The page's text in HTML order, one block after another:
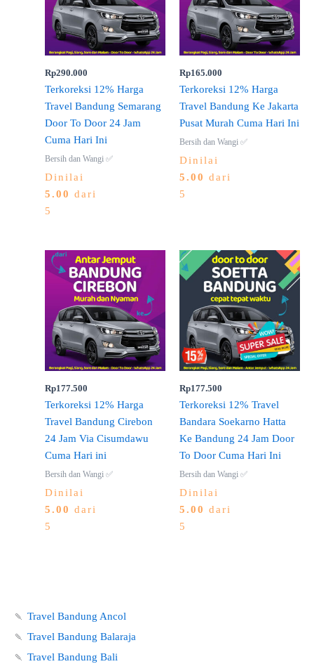
Rp290.000
Terkoreksi 12% Harga
Travel Bandung Semarang
Door To Door 24 Jam
Cuma Hari Ini
Bersih dan Wangi ✅
Dinilai
5.00 dari
5
Rp165.000
Terkoreksi 12% Harga
Travel Bandung Ke Jakarta
Pusat Murah Cuma Hari Ini
Bersih dan Wangi ✅
Dinilai
5.00 dari
5
Rp177.500
Terkoreksi 12% Harga
Travel Bandung Cirebon
24 Jam Via Cisumdawu
Cuma Hari ini
Bersih dan Wangi ✅
Dinilai
5.00 dari
5
Rp177.500
Terkoreksi 12% Travel
Bandara Soekarno Hatta
Ke Bandung 24 Jam Door
To Door Cuma Hari Ini
Bersih dan Wangi ✅
Dinilai
5.00 dari
5
🍡 Travel Bandung Ancol
🍡 Travel Bandung Balaraja
🍡 Travel Bandung Bali